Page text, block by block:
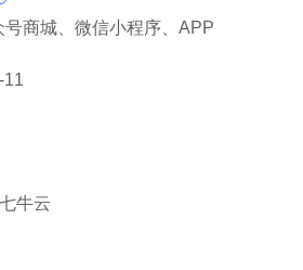
商城、微信小程序、APP
11
牛云